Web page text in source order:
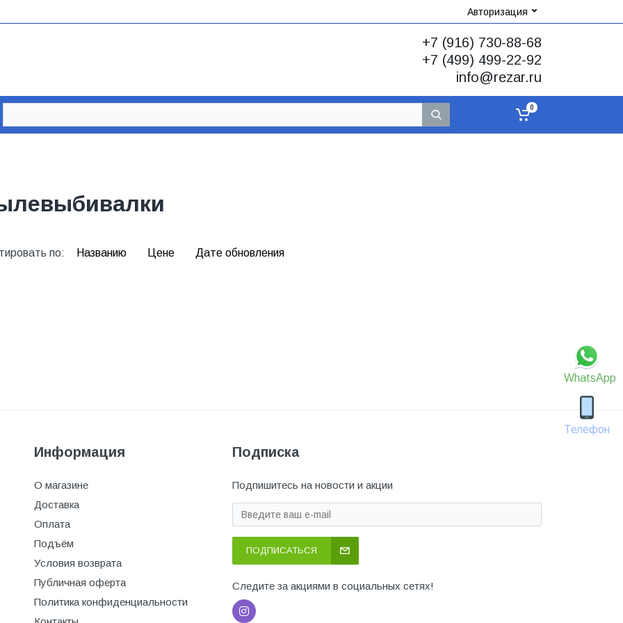
WhatsApp
Телефон
Авторизация
+7 (916) 730-88-68
+7 (499) 499-22-92
info@rezar.ru
0
по: Названию Цене Дате обновления
Информация
О магазине
Доставка
Оплата
Подъём
Условия возврата
Публичная оферта
Политика конфиденциальности
Подписка
Подпишитесь на новости и акции
ПОДПИСАТЬСЯ
Следите за акциями в социальных сетях!